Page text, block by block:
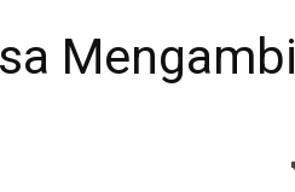
Mengambil